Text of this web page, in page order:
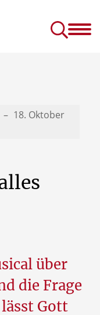
18. Oktober
über
die Frage
Gott